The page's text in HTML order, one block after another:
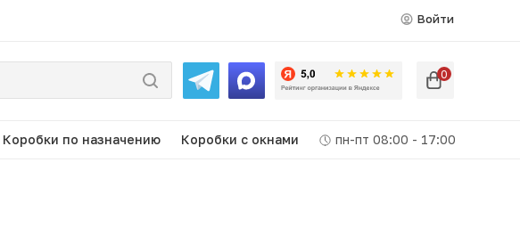
0
Коробки по назначению Коробки c окнами пн-пт 08:00 - 17:00
Войти